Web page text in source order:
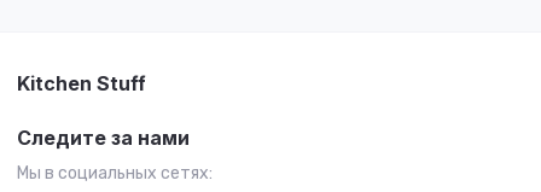
Kitchen Stuff
Следите за нами
Мы в социальных сетях: